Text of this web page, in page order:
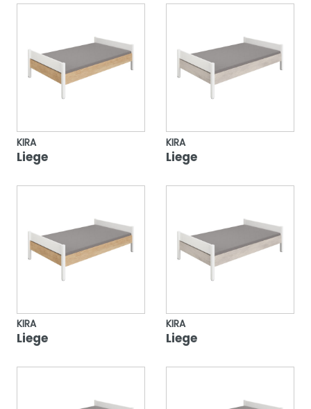
KIRA
Liege
KIRA
Liege
KIRA
Liege
KIRA
Liege